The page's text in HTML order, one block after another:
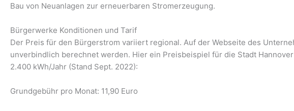
Bau von Neuanlagen zur erneuerbaren Stromerzeugung.
Bürgerwerke Konditionen und Tarif
Der Preis für den Bürgerstrom variiert regional. Auf der Webseite des
unverbindlich berechnet werden. Hier ein Preisbeispiel für die Stadt
2.400 kWh/Jahr (Stand Sept. 2022):
Grundgebühr pro Monat: 11,90 Euro